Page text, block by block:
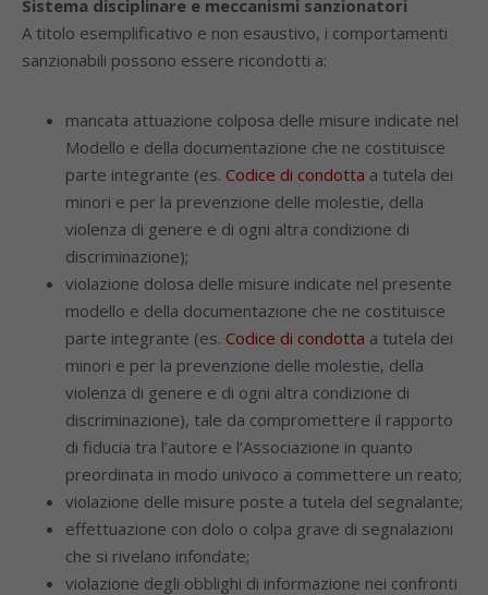
Sistema disciplinare e meccanismi sanzionatori
A titolo esemplificativo e non esaustivo, i comportamenti
sanzionabili possono essere ricondotti a:
mancata attuazione colposa delle misure indicate nel
Modello e della documentazione che ne costituisce
parte integrante (es. Codice di condotta a tutela dei
minori e per la prevenzione delle molestie, della
violenza di genere e di ogni altra condizione di
discriminazione);
violazione dolosa delle misure indicate nel presente
modello e della documentazione che ne costituisce
parte integrante (es. Codice di condotta a tutela dei
minori e per la prevenzione delle molestie, della
violenza di genere e di ogni altra condizione di
discriminazione), tale da compromettere il rapporto
di fiducia tra l’autore e l’Associazione in quanto
preordinata in modo univoco a commettere un reato;
violazione delle misure poste a tutela del segnalante;
effettuazione con dolo o colpa grave di segnalazioni
che si rivelano infondate;
violazione degli obblighi di informazione nei confronti